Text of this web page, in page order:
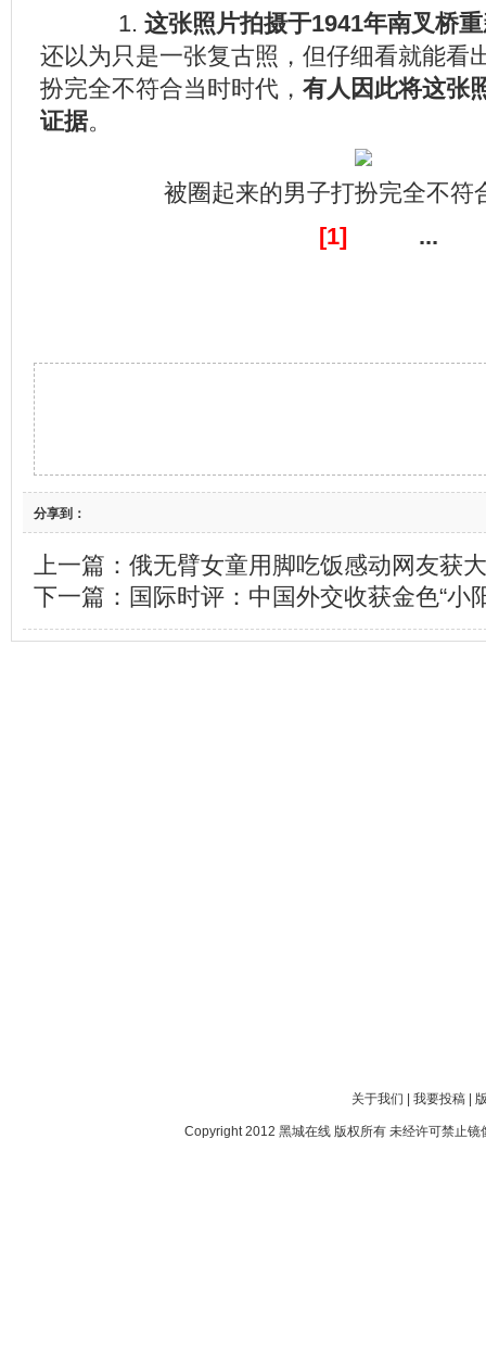
1. 这张照片拍摄于1941年南叉桥
还以为只是一张复古照，但仔细看就能看
扮完全不符合当时时代， 有人因此将这张
证据。
被圈起来的男子打扮完全不符
[1] ...
分享到：
上一篇： 俄无臂女童用脚吃饭感动网友获
下一篇： 国际时评：中国外交收获金色“小
关于我们 我要投稿|
Copyright 2012 黑城在线 版权所有 未经许可禁止